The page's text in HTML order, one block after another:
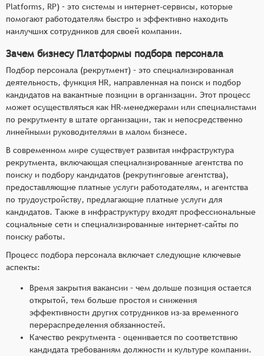
Platforms, RP) – это системы и интернет-сервисы, которые
помогают работодателям быстро и эффективно находить
наилучших сотрудников для своей компании.
Зачем бизнесу Платформы подбора персонала
Подбор персонала (рекрутмент) – это специализированная
деятельность, функция HR, направленная на поиск и подбор
кандидатов на вакантные позиции в организации. Этот процесс
может осуществляться как HR-менеджерами или специалистами
по рекрутменту в штате организации, так и непосредственно
линейными руководителями в малом бизнесе.
В современном мире существует развитая инфраструктура
рекрутмента, включающая специализированные агентства по
поиску и подбору кандидатов (рекрутинговые агентства),
предоставляющие платные услуги работодателям, и агентства
по трудоустройству, предлагающие платные услуги для
кандидатов. Также в инфраструктуру входят профессиональные
социальные сети и специализированные интернет-сайты по
поиску работы.
Процесс подбора персонала включает следующие ключевые
аспекты:
Время закрытия вакансии – чем дольше позиция остается
открытой, тем больше простоя и снижения
эффективности других сотрудников из-за временного
перераспределения обязанностей.
Качество рекрутмента – оценивается по соответствию
кандидата требованиям должности и культуре компании.